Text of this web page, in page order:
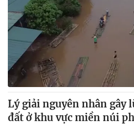
Lý giải nguyên nhân gây
đất ở khu vực miền núi